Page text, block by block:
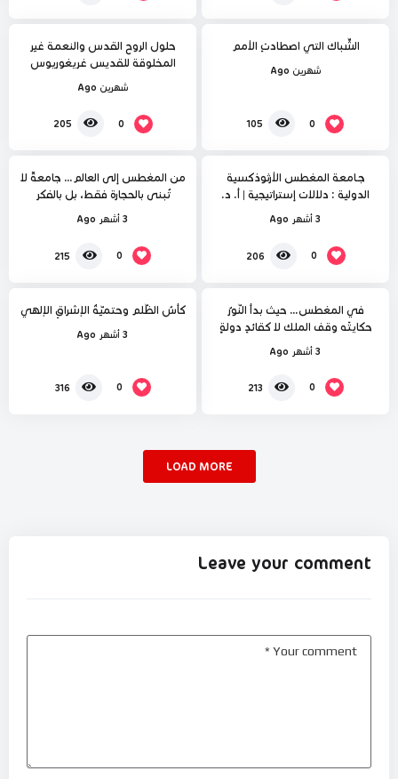
الشِّباك التي اصطادتِ الأمم
شهرين Ago
0
105
حلول الروح القدس والنعمة غير
المخلوقة للقديس غريغوريوس
شهرين Ago
0
205
جـامعة المغطس الأرثوذكسية
الدولية : دلالات إستراتيجية | أ. د.
مأمون عكروش
3 أشهر Ago
0
206
من المغطس إلى العالم… جامعةٌ لا
تُبنى بالحجارة فقط، بل بالفكر
والرّسالة
3 أشهر Ago
0
215
في المغطس… حيث بدأ النّورُ
حكايتَه وقف الملك لا كقائدِ دولةٍ
فحسب بل كحارسٍ لذاكرةِ الأرض
وروحِها
3 أشهر Ago
0
213
كأسُ الظّلم وحتميّةُ الإشراقِ الإلهي
3 أشهر Ago
0
316
LOAD MORE
Leave your comment